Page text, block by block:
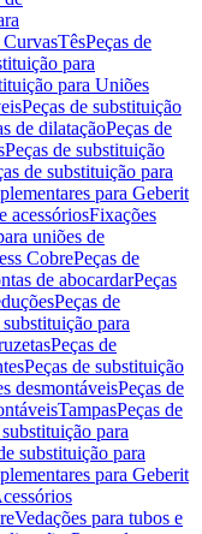
CurvasTêsPeças de
para
para Uniões
Peças de substituição
de dilataçãoPeças de
Peças de substituição
de substituição para
para Geberit
acessóriosFixações
uniões de
CobrePeças de
de abocardarPeças
Peças de
substituição para
Peças de
Peças de substituição
desmontáveisPeças de
TampasPeças de
para
substituição para
para Geberit
Vedações para tubos e